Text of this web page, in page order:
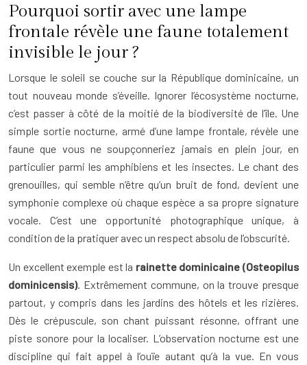
Pourquoi sortir avec une lampe
frontale révèle une faune totalement
invisible le jour ?
Lorsque le soleil se couche sur la République dominicaine, un
tout nouveau monde s’éveille. Ignorer l’écosystème nocturne,
c’est passer à côté de la moitié de la biodiversité de l’île. Une
simple sortie nocturne, armé d’une lampe frontale, révèle une
faune que vous ne soupçonneriez jamais en plein jour, en
particulier parmi les amphibiens et les insectes. Le chant des
grenouilles, qui semble n’être qu’un bruit de fond, devient une
symphonie complexe où chaque espèce a sa propre signature
vocale. C’est une opportunité photographique unique, à
condition de la pratiquer avec un respect absolu de l’obscurité.
Un excellent exemple est la rainette dominicaine (Osteopilus
dominicensis). Extrêmement commune, on la trouve presque
partout, y compris dans les jardins des hôtels et les rizières.
Dès le crépuscule, son chant puissant résonne, offrant une
piste sonore pour la localiser. L’observation nocturne est une
discipline qui fait appel à l’ouïe autant qu’à la vue. En vous